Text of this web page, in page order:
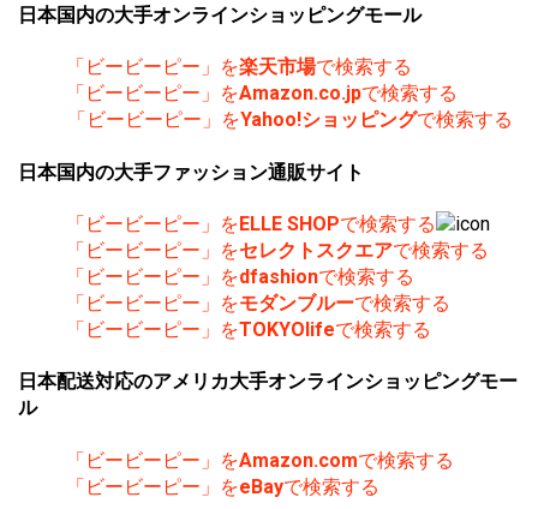
日本国内の大手オンラインショッピングモール
「ビービーピー」を楽天市場で検索する
「ビービーピー」をAmazon.co.jpで検索する
「ビービーピー」をYahoo!ショッピングで検索する
日本国内の大手ファッション通販サイト
「ビービーピー」をELLE SHOPで検索する
「ビービーピー」をセレクトスクエアで検索する
「ビービーピー」をdfashionで検索する
「ビービーピー」をモダンブルーで検索する
「ビービーピー」をTOKYOlifeで検索する
日本配送対応のアメリカ大手オンラインショッピングモー
ル
「ビービーピー」をAmazon.comで検索する
「ビービーピー」をeBayで検索する